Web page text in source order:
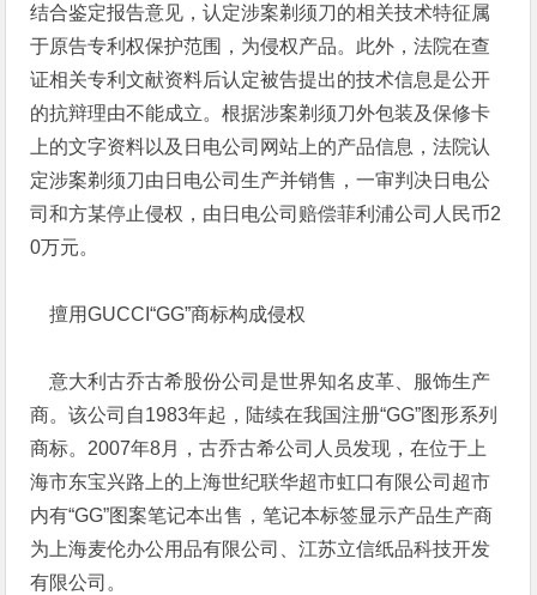
结合鉴定报告意见，认定涉案剃须刀的相关技术特征属
于原告专利权保护范围，为侵权产品。此外，法院在查
证相关专利文献资料后认定被告提出的技术信息是公开
的抗辩理由不能成立。根据涉案剃须刀外包装及保修卡
上的文字资料以及日电公司网站上的产品信息，法院认
定涉案剃须刀由日电公司生产并销售，一审判决日电公
司和方某停止侵权，由日电公司赔偿菲利浦公司人民币2
0万元。
擅用GUCCI“GG”商标构成侵权
意大利古乔古希股份公司是世界知名皮革、服饰生产
商。该公司自1983年起，陆续在我国注册“GG”图形系列
商标。2007年8月，古乔古希公司人员发现，在位于上
海市东宝兴路上的上海世纪联华超市虹口有限公司超市
内有“GG”图案笔记本出售，笔记本标签显示产品生产商
为上海麦伦办公用品有限公司、江苏立信纸品科技开发
有限公司。